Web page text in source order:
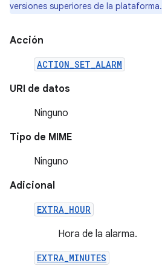
versiones superiores de la plataforma.
Acción
ACTION_SET_ALARM
URI de datos
Ninguno
Tipo de MIME
Ninguno
Adicional
EXTRA_HOUR
Hora de la alarma.
EXTRA_MINUTES